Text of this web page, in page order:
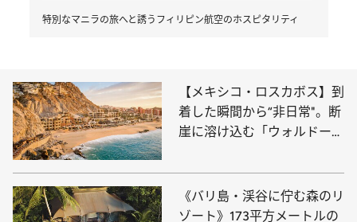
特別なマニラの旅へと誘うフィリピン航空のホスピタリティ
【メキシコ・ロスカボス】到
着した瞬間から“非日常"。断
崖に溶け込む「ウォルドー
ス・ペドレガル」へ
《バリ島・渓谷に佇む森のリ
ゾート》173平方メートルの